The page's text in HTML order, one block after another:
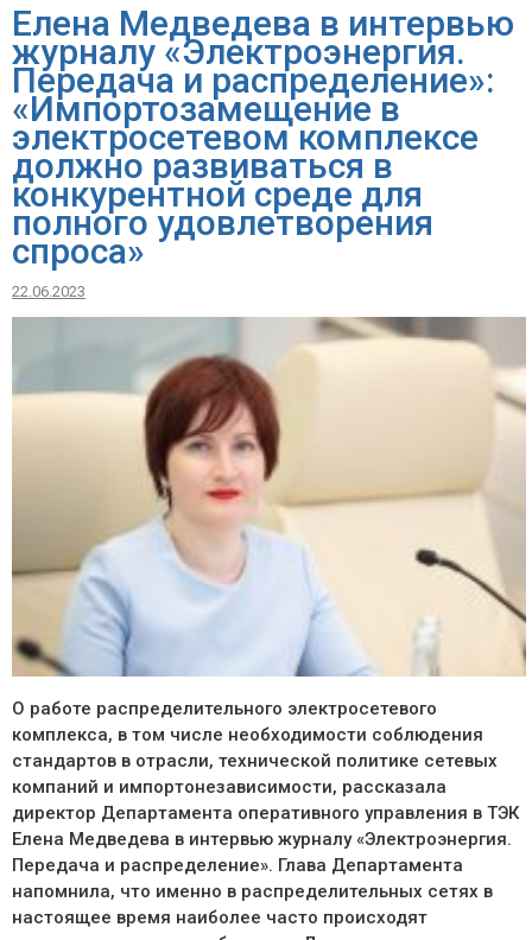
Елена Медведева в интервью
журналу «Электроэнергия.
Передача и распределение»:
«Импортозамещение в
электросетевом комплексе
должно развиваться в
конкурентной среде для
полного удовлетворения
спроса»
22.06.2023
О работе распределительного электросетевого
комплекса, в том числе необходимости соблюдения
стандартов в отрасли, технической политике сетевых
компаний и импортонезависимости, рассказала
директор Департамента оперативного управления в ТЭК
Елена Медведева в интервью журналу «Электроэнергия.
Передача и распределение». Глава Департамента
напомнила, что именно в распределительных сетях в
настоящее время наиболее часто происходят